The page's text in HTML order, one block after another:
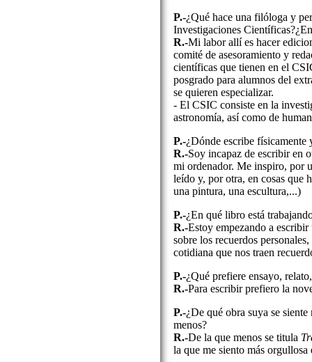
P.-¿Qué hace una filóloga y
Investigaciones
R.-Mi labor allí es hacer
comité de asesoramiento y
científicas que tienen en el
posgrado para alumnos del
se quieren especializar.
- El CSIC consiste en la
astronomía, así como de
P.-¿Dónde escribe físicamente
R.-Soy incapaz de escribir en
mi ordenador. Me inspiro, por
leído y, por otra, en cosas que
una pintura, una escultura,...)
P.-¿En qué libro está
R.-Estoy empezando a
sobre los recuerdos
cotidiana que nos traen
P.-¿Qué prefiere ensayo,
R.-Para escribir prefiero la
P.-¿De qué obra suya se
menos?
R.-De la que menos se titula
la que me siento más orgullosa